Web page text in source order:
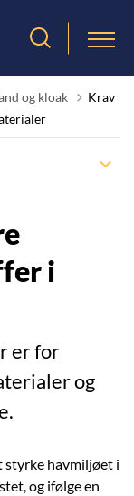
til
og kloak
Krav
i
er for
og
styrke havmiljøet i
og ifølge en